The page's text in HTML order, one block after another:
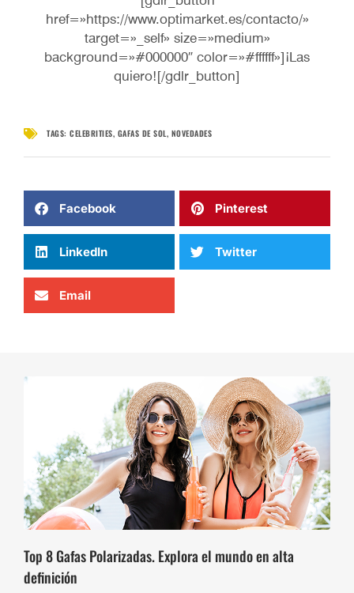
href=»https://www.optimarket.es/contacto/»
target=»_self» size=»medium»
background=»#000000″ color=»#ffffff»]¡Las
quiero![/gdlr_button]
TAGS: CELEBRITIES, GAFAS DE SOL, NOVEDADES
Facebook Pinterest
LinkedIn Twitter
Email
Top 8 Gafas Polarizadas. Explora el mundo en alta
definición